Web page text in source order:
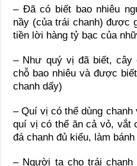
– Đã có biết bao nhiêu
nầy (của trái chanh) được
tiền lời hàng tỷ bạc của
– Như quý vị đã biết, cây
chỗ bao nhiêu và được
chanh dấy)
– Quí vị có thể dùng
quí vị có thể ăn cả vỏ, vắt
đá chanh đủ kiểu, làm
– Người ta cho trái chanh